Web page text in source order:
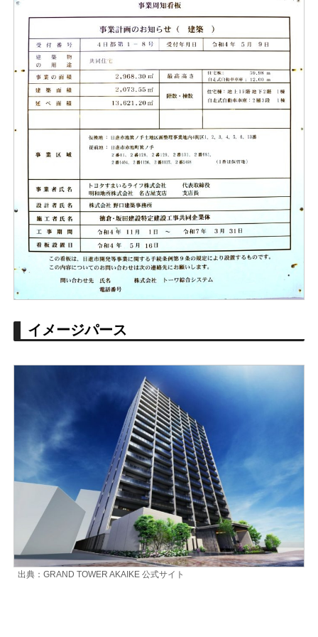
イメージパース
出典：GRAND TOWER AKAIKE 公式サイト